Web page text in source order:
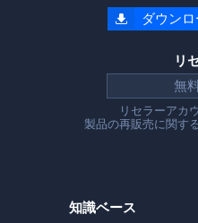
 ダウン
リ
無
リセラーアカ
製品の再販売に関す
知識ベース